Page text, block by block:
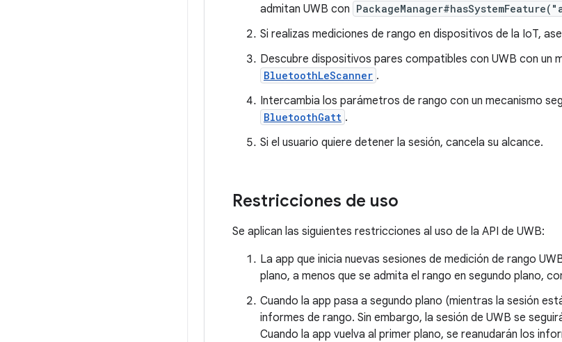
admitan UWB con
Si realizas mediciones de rango en dispositivos de la IoT,
Descubre dispositivos pares compatibles con UWB con un
BluetoothLeScanner .
Intercambia los parámetros de rango con un mecanismo
BluetoothGatt .
Si el usuario quiere detener la sesión, cancela su alcance.
Restricciones de uso
Se aplican las siguientes restricciones al uso de la API de UWB:
La app que inicia nuevas sesiones de medición de rango
plano, a menos que se admita el rango en segundo plano,
Cuando la app pasa a segundo plano (mientras la sesión
informes de rango. Sin embargo, la sesión de UWB se
Cuando la app vuelva al primer plano, se reanudarán los